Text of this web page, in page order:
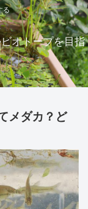
る
オトープを目指
メダカ？ど